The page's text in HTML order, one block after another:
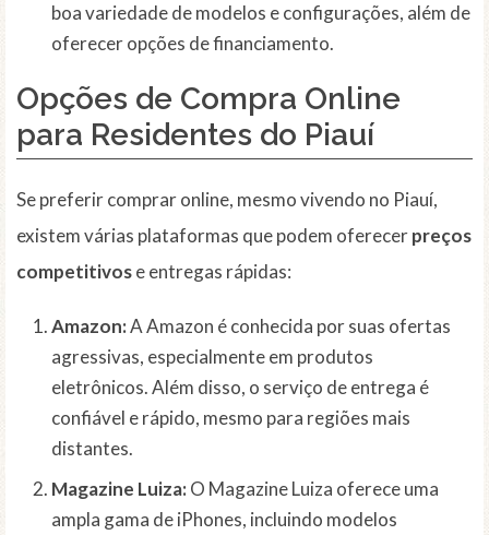
boa variedade de modelos e configurações, além de
oferecer opções de financiamento.
Opções de Compra Online
para Residentes do Piauí
Se preferir comprar online, mesmo vivendo no Piauí,
existem várias plataformas que podem oferecerpreços
competitivose entregas rápidas:
Amazon:A Amazon é conhecida por suas ofertas
agressivas, especialmente em produtos
eletrônicos. Além disso, o serviço de entrega é
confiável e rápido, mesmo para regiões mais
distantes.
Magazine Luiza:O Magazine Luiza oferece uma
ampla gama de iPhones, incluindo modelos